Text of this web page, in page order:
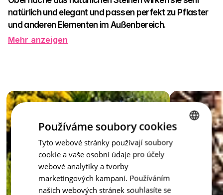
natürlich und elegant und passen perfekt zu Pflaster
und anderen Elementen im Außenbereich.
Die rutschfeste Struktur sorgt für sicheren Halt auch bei
Sie eignen sich hervorragend für Eingänge, Terrassen, im
Garten oder um Pools herum.
Die gewaschene Stufe ist nicht nur ein praktisches Element –
sie ist ein stilvolles Zubehör, das das Gesamtbild Ihres
Außenbereichs ergänzt.
Mehr anzeigen
Inspiration - Waschbeton
CZECH
Používáme soubory cookies
Tyto webové stránky používají soubory
cookie a vaše osobní údaje pro účely
webové analytiky a tvorby
marketingových kampaní. Používáním
našich webových stránek souhlasíte se